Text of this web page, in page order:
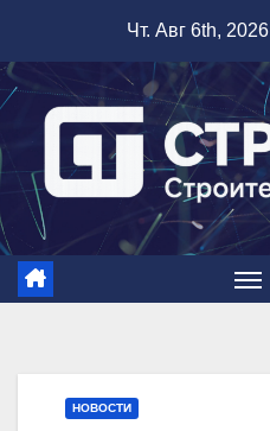
содержимому
Чт. Авг 6th, 2026
НОВОСТИ